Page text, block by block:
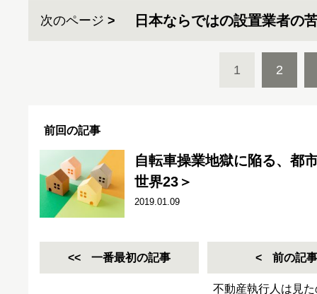
次のページ 日本ならではの設置業者の
1 2
前回の記事
自転車操業地獄に陥る、都
世界23＞
2019.01.09
一番最初の記事 前の記事
不動産執行人は見